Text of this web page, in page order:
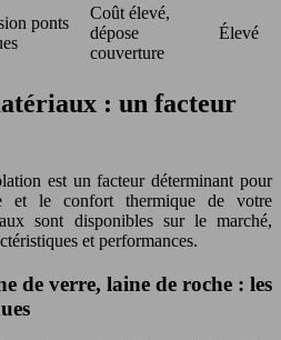
ponts
Coût élevé,
dépose
couverture
Élevé
: un facteur
est un facteur déterminant pour
et le confort thermique de votre
sont disponibles sur le marché,
et performances.
de verre, laine de roche : les